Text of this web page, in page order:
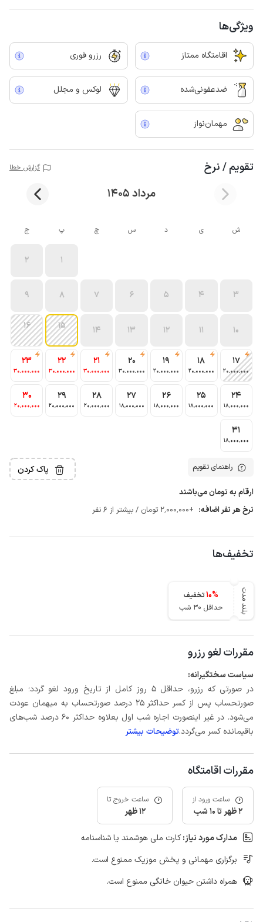
ویژگی‌ها
اقامتگاه ممتاز رزرو فوری
ضدعفونی‌شده لوکس و مجلل
مهمان‌نواز
تقویم / نرخ گزارش خطا
مرداد 1405
ش ی د س چ پ ج
1
2
3
4
5
6
7
8
9
10
11
12
13
14
15
16
17
20٬000٬000
18
20٬000٬000
19
20٬000٬000
20
30٬000٬000
21
30٬000٬000
22
30٬000٬000
23
30٬000٬000
24
18٬000٬000
25
18٬000٬000
26
18٬000٬000
27
18٬000٬000
28
20٬000٬000
29
20٬000٬000
30
20٬000٬000
31
18٬000٬000
راهنمای تقویم پاک کردن
ارقام به تومان می‌باشند
نرخ هر نفر اضافه: +2٬000٬000 تومان / بیشتر از 6 نفر
تخفیف‌ها
بلند مدت 10%
تخفیف
حداقل 30 شب
مقررات لغو رزرو
سیاست سختگیرانه:
در صورتی که رزرو، حداقل 5 روز کامل از تاریخ ورود لغو گردد؛ مبلغ
صورتحساب پس از کسر حداکثر 25 درصد صورتحساب به میهمان عودت
می‌شود. در غیر اینصورت اجاره شب اول بعلاوه حداکثر 60 درصد شب‌های
باقیمانده کسر می‌گردد.توضیحات بیشتر
مقررات اقامتگاه
ساعت ورود از
2 ظهر تا 10 شب
ساعت خروج تا
12 ظهر
مدارک مورد نیاز:کارت ملی هوشمند یا شناسنامه
برگزاری مهمانی و پخش موزیک ممنوع است.
همراه داشتن حیوان خانگی ممنوع است.